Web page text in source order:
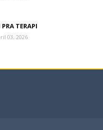
PRA TERAPI
03, 2026